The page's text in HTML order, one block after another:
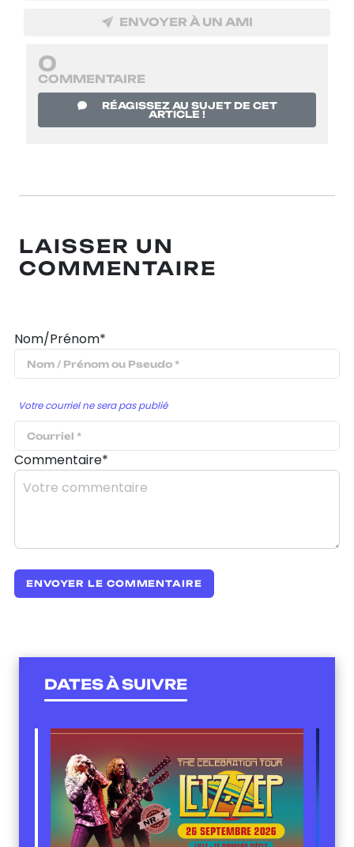
ENVOYER À UN AMI
0
COMMENTAIRE
RÉAGISSEZ AU SUJET DE CET
ARTICLE !
LAISSER UN
COMMENTAIRE
Nom/Prénom*
Votre courriel ne sera pas publié
Commentaire*
DATES À SUIVRE